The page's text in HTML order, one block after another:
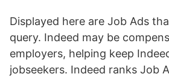
Displayed here are Job Ads
query. Indeed may be
employers, helping keep
jobseekers. Indeed ranks Job